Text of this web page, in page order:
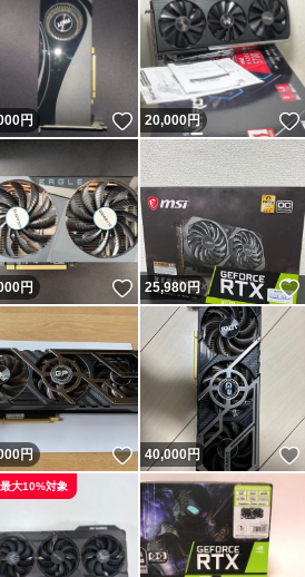
ね！
円 いいね！
20,000円
！
円 いいね！
25,980円
！
円 いいね！
40,000円
最大10%対象